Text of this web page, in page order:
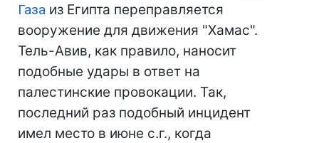
Газа из Египта переправляется
вооружение для движения "Хамас".
Тель-Авив, как правило, наносит
подобные удары в ответ на
палестинские провокации. Так,
последний раз подобный инцидент
имел место в июне с.г., когда